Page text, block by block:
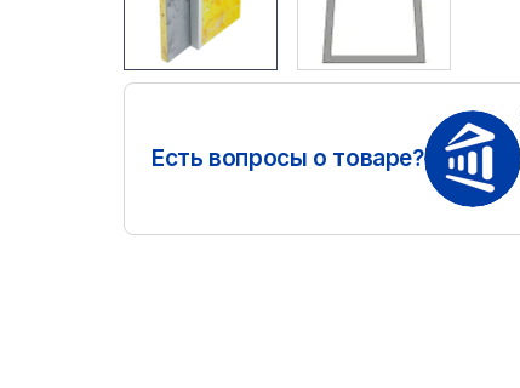
Есть вопросы о товаре?